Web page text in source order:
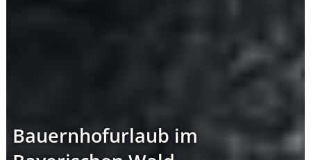
Bauernhofurlaub im